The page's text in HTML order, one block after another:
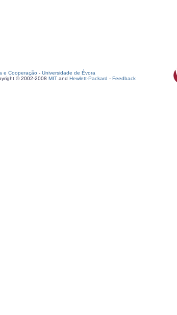
e Cooperação - Universidade de Évora
© 2002-2008 MIT and Hewlett-Packard - Feedback